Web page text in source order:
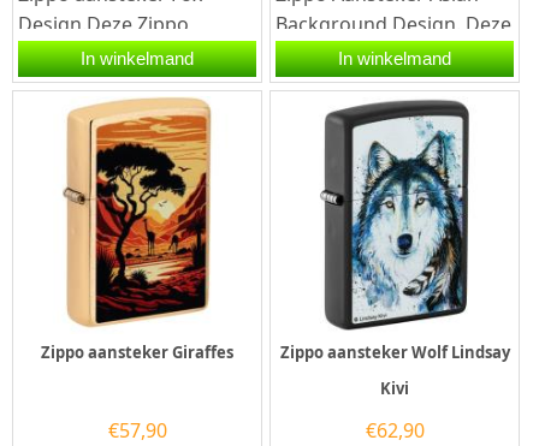
Design.Deze Zippo
aansteker heeft een matt
navy afwerking met aan
de voorzijde...
In winkelmand
Background Design. Deze
Zippo aansteker heeft
compleet rondom een
color...
In winkelmand
Zippo aansteker Giraffes
€57,90
Zippo aansteker Wolf Lindsay
Kivi
€62,90